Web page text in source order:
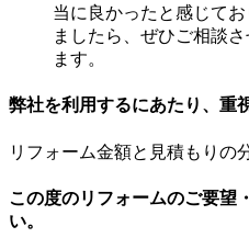
当に良かったと感じて
ましたら、ぜひご相談
ます。
弊社を利用するにあたり、重
リフォーム金額と見積もりの
この度のリフォームのご要望
い。